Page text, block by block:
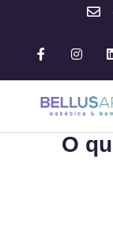
O